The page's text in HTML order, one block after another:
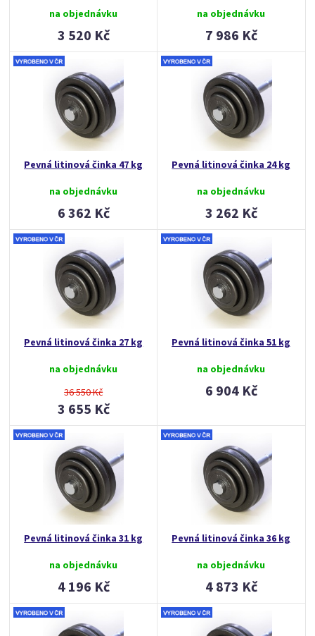
na objednávku
3 520 Kč
na objednávku
7 986 Kč
Pevná litinová činka 47 kg
na objednávku
6 362 Kč
Pevná litinová činka 24 kg
na objednávku
3 262 Kč
Pevná litinová činka 27 kg
na objednávku
36 550 Kč
3 655 Kč
Pevná litinová činka 51 kg
na objednávku
6 904 Kč
Pevná litinová činka 31 kg
na objednávku
4 196 Kč
Pevná litinová činka 36 kg
na objednávku
4 873 Kč